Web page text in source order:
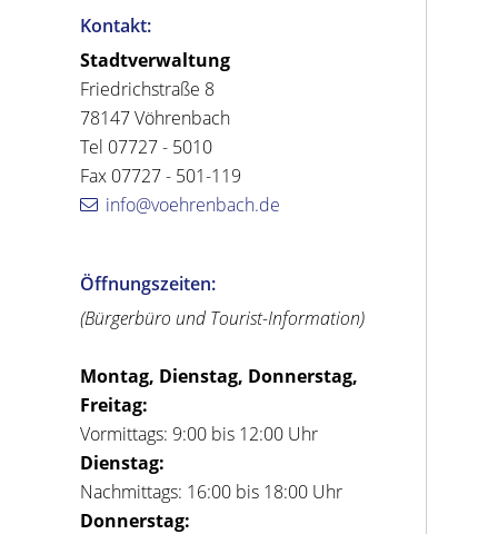
Kontakt:
Stadtverwaltung
Friedrichstraße 8
78147 Vöhrenbach
Tel 07727 - 5010
Fax 07727 - 501-119
info@voehrenbach.de
Öffnungszeiten:
(Bürgerbüro und Tourist-Information)
Montag, Dienstag, Donnerstag,
Freitag:
Vormittags: 9:00 bis 12:00 Uhr
Dienstag:
Nachmittags: 16:00 bis 18:00 Uhr
Donnerstag: